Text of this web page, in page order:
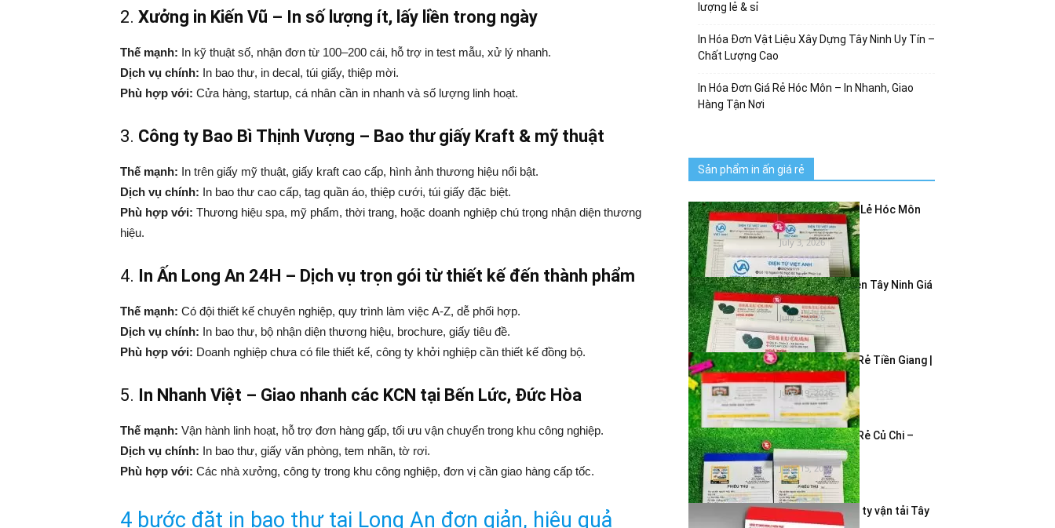
2. Xưởng in Kiến Vũ – In số lượng ít, lấy liền trong ngày
Thế mạnh: In kỹ thuật số, nhận đơn từ 100–200 cái, hỗ trợ in test mẫu, xử lý nhanh.
Dịch vụ chính: In bao thư, in decal, túi giấy, thiệp mời.
Phù hợp với: Cửa hàng, startup, cá nhân cần in nhanh và số lượng linh hoạt.
3. Công ty Bao Bì Thịnh Vượng – Bao thư giấy Kraft & mỹ thuật
Thế mạnh: In trên giấy mỹ thuật, giấy kraft cao cấp, hình ảnh thương hiệu nổi bật.
Dịch vụ chính: In bao thư cao cấp, tag quần áo, thiệp cưới, túi giấy đặc biệt.
Phù hợp với: Thương hiệu spa, mỹ phẩm, thời trang, hoặc doanh nghiệp chú trọng nhận diện thương
hiệu.
4. In Ấn Long An 24H – Dịch vụ trọn gói từ thiết kế đến thành phẩm
Thế mạnh: Có đội thiết kế chuyên nghiệp, quy trình làm việc A-Z, dễ phối hợp.
Dịch vụ chính: In bao thư, bộ nhận diện thương hiệu, brochure, giấy tiêu đề.
Phù hợp với: Doanh nghiệp chưa có file thiết kế, công ty khởi nghiệp cần thiết kế đồng bộ.
5. In Nhanh Việt – Giao nhanh các KCN tại Bến Lức, Đức Hòa
Thế mạnh: Vận hành linh hoạt, hỗ trợ đơn hàng gấp, tối ưu vận chuyển trong khu công nghiệp.
Dịch vụ chính: In bao thư, giấy văn phòng, tem nhãn, tờ rơi.
Phù hợp với: Các nhà xưởng, công ty trong khu công nghiệp, đơn vị cần giao hàng cấp tốc.
4 bước đặt in bao thư tại Long An đơn giản, hiệu quả
lượng lẻ & sỉ
In Hóa Đơn Vật Liệu Xây Dựng Tây Ninh Uy Tín –
Chất Lượng Cao
In Hóa Đơn Giá Rẻ Hóc Môn – In Nhanh, Giao
Hàng Tận Nơi
Sản phẩm in ấn giá rẻ
In Hóa Đơn Bán Lẻ Hóc Môn
Giá Rẻ – In...
July 3, 2026
In Hóa Đơn 2 Liên Tây Ninh Giá
Rẻ | In...
July 3, 2026
In Hóa Đơn Giá Rẻ Tiền Giang |
In Hóa Đơn...
June 19, 2026
In Hóa Đơn Giá Rẻ Củ Chi –
Dịch Vụ In...
June 15, 2026
In bao thư công ty vận tải Tây